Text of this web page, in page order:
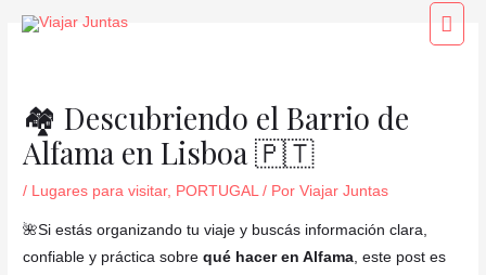
🏘️ Descubriendo el Barrio de
Alfama en Lisboa 🇵🇹
/ Lugares para visitar, PORTUGAL/ PorViajar Juntas
🌺Si estás organizando tu viaje y buscás información clara,
confiable y práctica sobrequé hacer en Alfama, este post es
Navegación